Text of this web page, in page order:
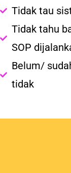
Tidak tau
Tidak tahu
SOP
Belum/
tidak